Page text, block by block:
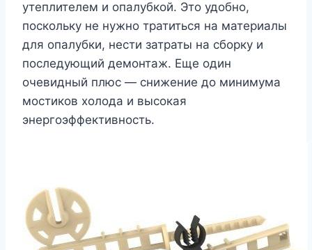
утеплителем и опалубкой. Это удобно,
поскольку не нужно тратиться на материалы
для опалубки, нести затраты на сборку и
последующий демонтаж. Еще один
очевидный плюс — снижение до минимума
мостиков холода и высокая
энергоэффективность.